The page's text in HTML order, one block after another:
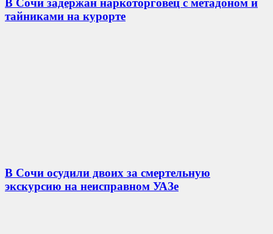
В Сочи задержан наркоторговец с метадоном и
тайниками на курорте
В Сочи осудили двоих за смертельную
экскурсию на неисправном УАЗе